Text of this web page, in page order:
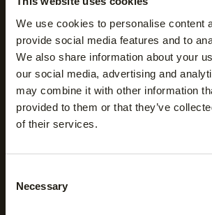
We use cookies to personalise content
provide social media features and to
We also share information about your
our social media, advertising and
may combine it with other information
provided to them or that they’ve
of their services.
Selection
Necessary
Alle categorieën
rijtje
Body
Hockeysticks